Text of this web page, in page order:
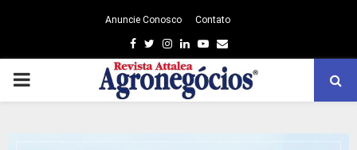
Anuncie Conosco Contato
Facebook
TwitterInstagram
LinkedinYoutube
Email
PRIMARY